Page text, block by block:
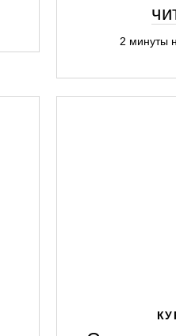
2 минуты